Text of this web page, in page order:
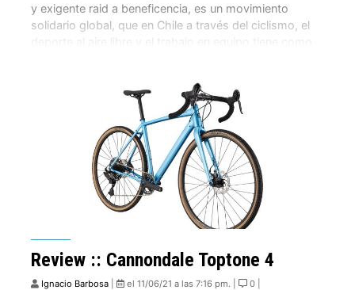
y exigente raid a beneficencia, es un movimiento
solidario global, que en Chile a través del ciclismo, el
deporte al aire libre y el trabajo en equipo tiene como
Review :: Cannondale Toptone 4
Ignacio Barbosa el 11/06/21 a las 7:16 pm. | 0 |